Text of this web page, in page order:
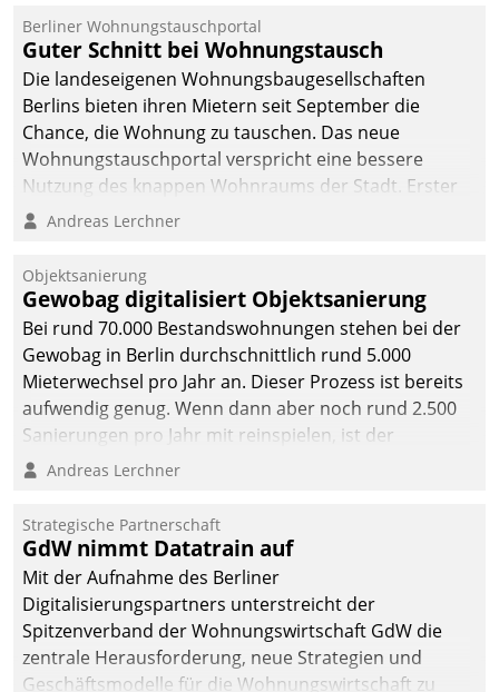
Berliner Wohnungstauschportal
Guter Schnitt bei Wohnungstausch
Die landeseigenen Wohnungsbaugesellschaften
Berlins bieten ihren Mietern seit September die
Chance, die Wohnung zu tauschen. Das neue
Wohnungstauschportal verspricht eine bessere
Nutzung des knappen Wohnraums der Stadt. Erster
Anwendungsfall für Datatrains Lösung API-Hub mit
Unternehmen.
Andreas Lerchner
Objektsanierung
Gewobag digitalisiert Objektsanierung
Bei rund 70.000 Bestandswohnungen stehen bei der
Gewobag in Berlin durchschnittlich rund 5.000
Mieterwechsel pro Jahr an. Dieser Prozess ist bereits
aufwendig genug. Wenn dann aber noch rund 2.500
Sanierungen pro Jahr mit reinspielen, ist der
Betreuungs- und Organisationsaufwand immens. Im
kommunale Wohnungsbauunternehmen daher
gemeinsam mit der Berliner Datatrain GmbH den
Teilprozess der Objektsanierung digitalisiert.
Andreas Lerchner
Strategische Partnerschaft
GdW nimmt Datatrain auf
Mit der Aufnahme des Berliner
Digitalisierungspartners unterstreicht der
Spitzenverband der Wohnungswirtschaft GdW die
zentrale Herausforderung, neue Strategien und
Geschäftsmodelle für die Wohnungswirtschaft zu